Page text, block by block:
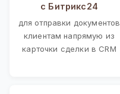
с Битрикс24
для отправки документов
клиентам напрямую из
карточки сделки в CRM